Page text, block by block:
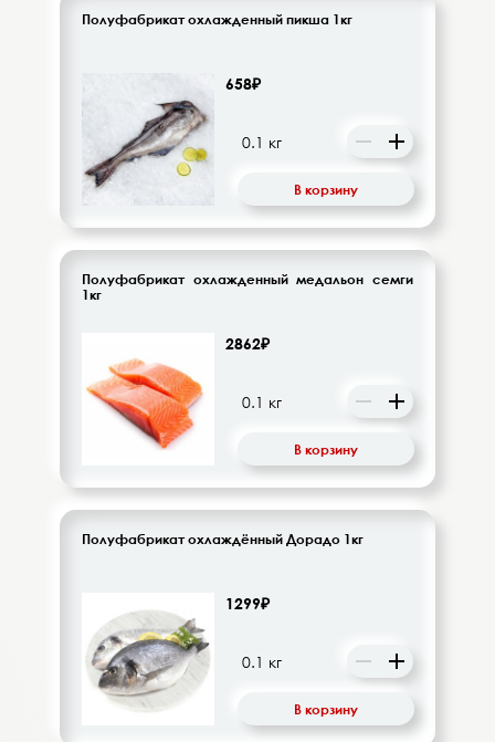
Полуфабрикат охлажденный пикша 1кг
658₽
В корзину
Полуфабрикат охлажденный медальон семги
1кг
2862₽
В корзину
Полуфабрикат охлаждённый Дорадо 1кг
1299₽
В корзину